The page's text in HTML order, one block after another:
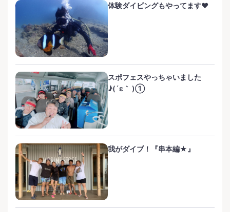
体験ダイビングもやってます❤️
スポフェスやっちゃいました
♪(´ε｀ )①
我がダイブ！『串本編★』